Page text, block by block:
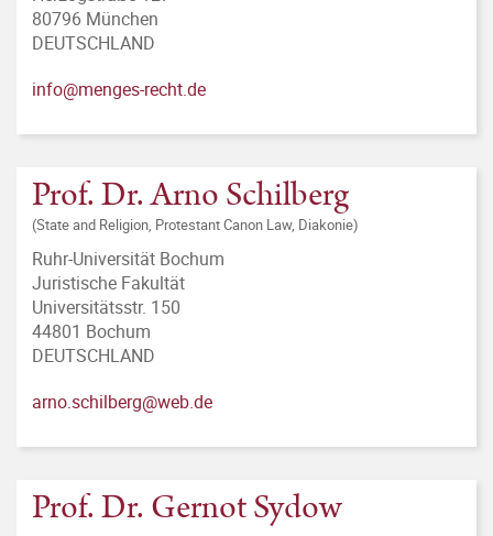
80796 München
DEUTSCHLAND
info@menges-recht.de
Prof. Dr. Arno Schilberg
(State and Religion, Protestant Canon Law, Diakonie)
Ruhr-Universität Bochum
Juristische Fakultät
Universitätsstr. 150
44801 Bochum
DEUTSCHLAND
arno.schilberg@web.de
Prof. Dr. Gernot Sydow